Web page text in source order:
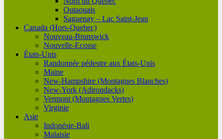
Outaouais
Saguenay – Lac Saint-Jean
Canada (Hors-Quebec)
Nouveau-Brunswick
Nouvelle-Ecosse
États-Unis
Randonnée pédestre aux États-Unis
Maine
New-Hampshire (Montagnes Blanches)
New-York (Adirondacks)
Vermont (Montagnes Vertes)
Virginie
Asie
Indonésie-Bali
Malaisie